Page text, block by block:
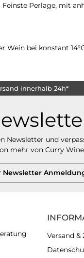
Perlage, mit
bei konstant
innerhalb 24h*
Newsletter und
mehr von Curry
Newsletter
Versand